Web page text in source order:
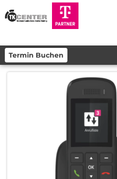
Termin Buchen